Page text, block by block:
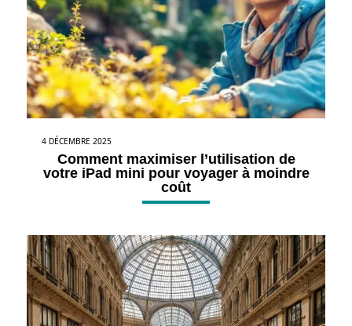
4 DÉCEMBRE 2025
Comment maximiser l’utilisation de
votre iPad mini pour voyager à moindre
coût